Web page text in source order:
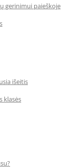
gerinimui paieškoje
išeitis
klasės